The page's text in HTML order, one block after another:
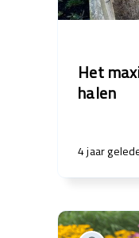
Het
halen
4 jaar